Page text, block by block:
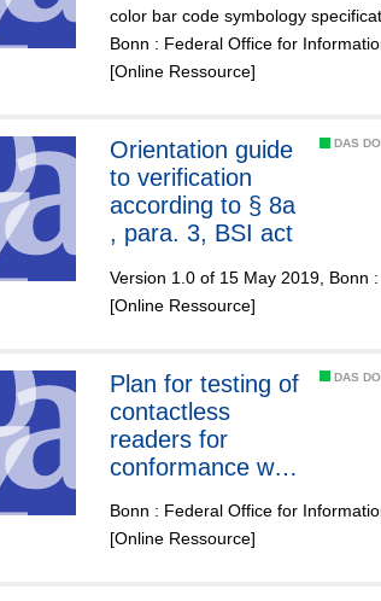
color bar code symbology
Bonn : Federal Office for
[Online Ressource]
DAS
Orientation guide
to verification
according to § 8a
, para. 3, BSI act
Version 1.0 of 15 May 2019, Bonn
[Online Ressource]
DAS
Plan for testing of
contactless
readers for
conformance with
16794:2017
Bonn : Federal Office for
[Online Ressource]